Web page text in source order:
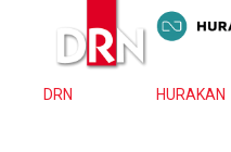
DRN HURAKAN